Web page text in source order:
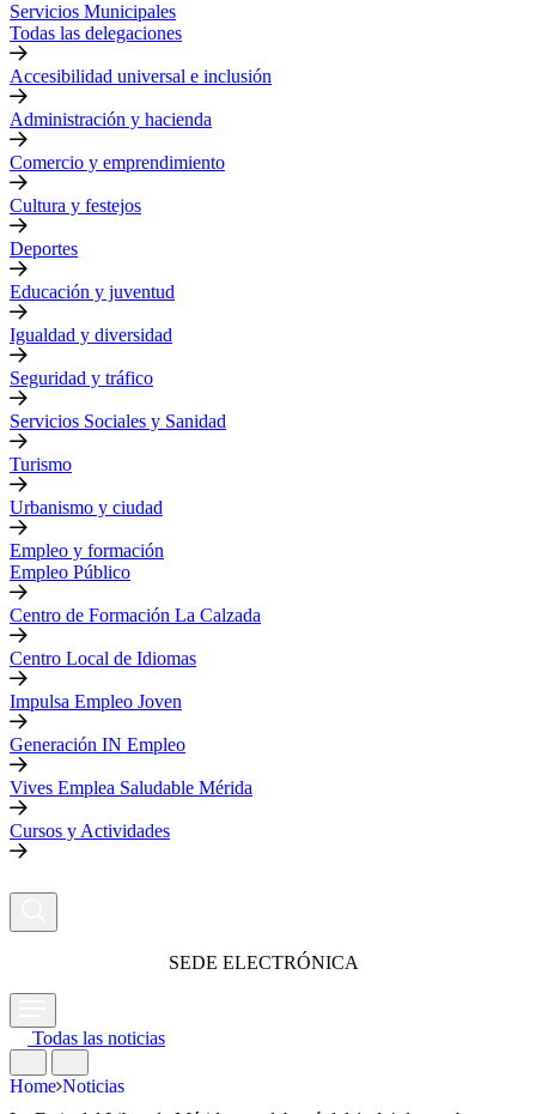
Servicios Municipales
Todas las delegaciones
Accesibilidad universal e inclusión
Administración y hacienda
Comercio y emprendimiento
Cultura y festejos
Deportes
Educación y juventud
Igualdad y diversidad
Seguridad y tráfico
Servicios Sociales y Sanidad
Turismo
Urbanismo y ciudad
Empleo y formación
Empleo Público
Centro de Formación La Calzada
Centro Local de Idiomas
Impulsa Empleo Joven
Generación IN Empleo
Vives Emplea Saludable Mérida
Cursos y Actividades
SEDE ELECTRÓNICA
Todas las noticias
Home Noticias